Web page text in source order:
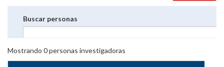
Buscar personas
Mostrando 0personas investigadoras